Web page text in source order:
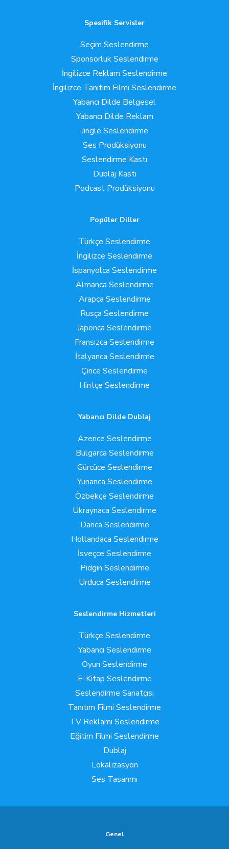
Spesifik Servisler
Seçim Seslendirme
Sponsorluk Seslendirme
İngilizce Reklam Seslendirme
İngilizce Tanıtım Filmi Seslendirme
Yabancı Dilde Belgesel
Yabancı Dilde Reklam
Jingle Seslendirme
Ses Prodüksiyonu
Seslendirme Kastı
Dublaj Kastı
Podcast Prodüksiyonu
Popüler Diller
Türkçe Seslendirme
İngilizce Seslendirme
İspanyolca Seslendirme
Almanca Seslendirme
Arapça Seslendirme
Rusça Seslendirme
Japonca Seslendirme
Fransızca Seslendirme
İtalyanca Seslendirme
Çince Seslendirme
Hintçe Seslendirme
Yabancı Dilde Dublaj
Azerice Seslendirme
Bulgarca Seslendirme
Gürcüce Seslendirme
Yunanca Seslendirme
Özbekçe Seslendirme
Ukraynaca Seslendirme
Danca Seslendirme
Hollandaca Seslendirme
İsveçce Seslendirme
Pidgin Seslendirme
Urduca Seslendirme
Seslendirme Hizmetleri
Türkçe Seslendirme
Yabancı Seslendirme
Oyun Seslendirme
E-Kitap Seslendirme
Seslendirme Sanatçısı
Tanıtım Filmi Seslendirme
TV Reklamı Seslendirme
Eğitim Filmi Seslendirme
Dublaj
Lokalizasyon
Ses Tasarımı
Genel